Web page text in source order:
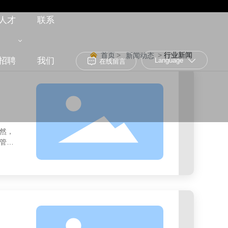
才
聘
联系
我们 在线留言 Language
首页 新闻动态 行业新闻
，
外